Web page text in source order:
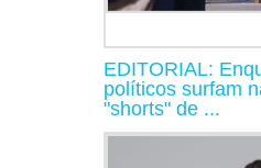
EDITORIAL:
políticos surfam
"shorts" de ...